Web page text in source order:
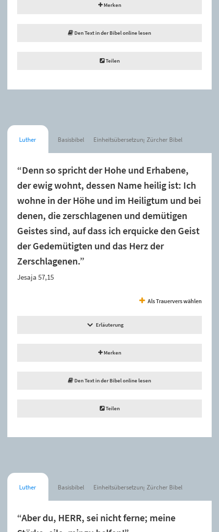
Merken
Den Text in der Bibel online lesen
Teilen
Luther Basisbibel Einheitsübersetzung Zürcher Bibel
“Denn so spricht der Hohe und Erhabene,
der ewig wohnt, dessen Name heilig ist: Ich
wohne in der Höhe und im Heiligtum und bei
denen, die zerschlagenen und demütigen
Geistes sind, auf dass ich erquicke den Geist
der Gedemütigten und das Herz der
Zerschlagenen.”
Jesaja 57,15
Als Trauervers wählen
Erläuterung
Merken
Den Text in der Bibel online lesen
Teilen
Luther Basisbibel Einheitsübersetzung Zürcher Bibel
“Aber du, HERR, sei nicht ferne; meine